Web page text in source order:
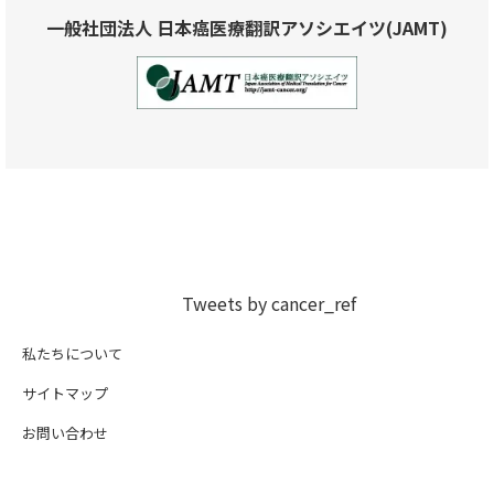
一般社団法人 日本癌医療翻訳アソシエイツ(JAMT)
Tweets by cancer_ref
私たちについて
サイトマップ
お問い合わせ